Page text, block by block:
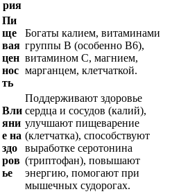
рия
Пи
ще
вая
цен
нос
ть
Богаты калием, витаминами
группы B (особенно B6),
витамином C, магнием,
марганцем, клетчаткой.
Вли
яни
е на
здо
ров
ье
Поддерживают здоровье
сердца и сосудов (калий),
улучшают пищеварение
(клетчатка), способствуют
выработке серотонина
(триптофан), повышают
энергию, помогают при
мышечных судорогах.